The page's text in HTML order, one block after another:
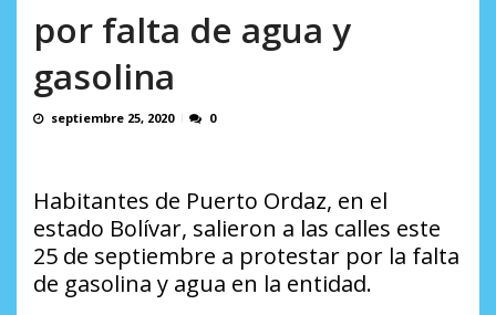
por falta de agua y
gasolina
septiembre 25, 2020 0
Habitantes de Puerto Ordaz, en el
estado Bolívar, salieron a las calles este
25 de septiembre a protestar por la falta
de gasolina y agua en la entidad.